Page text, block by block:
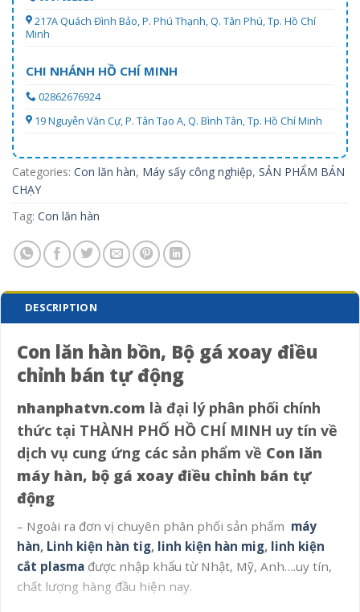
217A Quách Đình Bảo, P. Phú Thạnh, Q. Tân Phú, Tp. Hồ Chí
Minh
CHI NHÁNH HỒ CHÍ MINH
02862676924
19 Nguyễn Văn Cự, P. Tân Tạo A, Q. Bình Tân, Tp. Hồ Chí Minh
Categories: Con lăn hàn, Máy sấy công nghiệp, SẢN PHẨM BÁN
CHẠY
Tag: Con lăn hàn
DESCRIPTION
Con lăn hàn bồn, Bộ gá xoay điều
chỉnh bán tự động
nhanphatvn.com là đại lý phân phối chính
thức tại THÀNH PHỐ HỒ CHÍ MINH uy tín về
dịch vụ cung ứng các sản phẩm về Con lăn
máy hàn, bộ gá xoay điều chỉnh bán tự
động
– Ngoài ra đơn vị chuyên phân phối sản phẩm máy
hàn, Linh kiện hàn tig, linh kiện hàn mig, linh kiện
cắt plasma được nhập khẩu từ Nhật, Mỹ, Anh….uy tín,
chất lượng hàng đầu hiện nay.